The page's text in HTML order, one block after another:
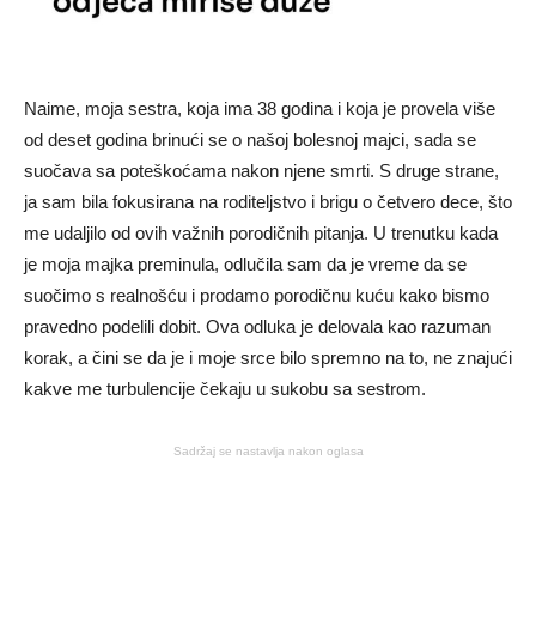
Naime, moja sestra, koja ima 38 godina i koja je provela više
od deset godina brinući se o našoj bolesnoj majci, sada se
suočava sa poteškoćama nakon njene smrti. S druge strane,
ja sam bila fokusirana na roditeljstvo i brigu o četvero dece, što
me udaljilo od ovih važnih porodičnih pitanja. U trenutku kada
je moja majka preminula, odlučila sam da je vreme da se
suočimo s realnošću i prodamo porodičnu kuću kako bismo
pravedno podelili dobit. Ova odluka je delovala kao razuman
korak, a čini se da je i moje srce bilo spremno na to, ne znajući
kakve me turbulencije čekaju u sukobu sa sestrom.
Sadržaj se nastavlja nakon oglasa